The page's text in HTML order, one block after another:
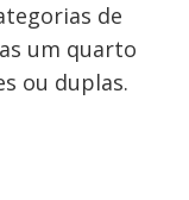
de
um quarto
ou duplas.